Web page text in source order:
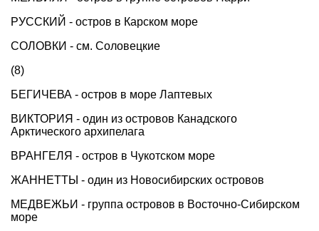
РУССКИЙ - остров в Карском море
СОЛОВКИ - см. Соловецкие
(8)
БЕГИЧЕВА - остров в море Лаптевых
ВИКТОРИЯ - один из островов Канадского
Арктического архипелага
ВРАНГЕЛЯ - остров в Чукотском море
ЖАННЕТТЫ - один из Новосибирских островов
МЕДВЕЖЬИ - группа островов в Восточно-Сибирском
море